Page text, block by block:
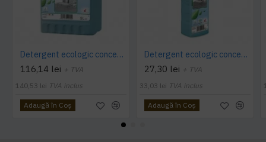
Detergent ecologic concentrat universal, TANET SR 15, 5L
116,14 lei + TVA
140,53 lei TVA inclus
Adaugă în Coş
Detergent ecologic concentrat universal, TANET SR 15, 1L
27,30 lei + TVA
33,03 lei TVA inclus
Adaugă în Coş